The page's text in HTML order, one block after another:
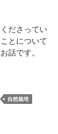
ださってい
とについて
話です。
培
自然栽培